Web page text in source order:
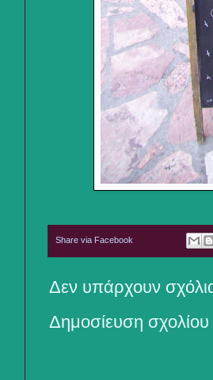
Share via Facebook
Δεν υπάρχουν
Δημοσίευση σχολίου